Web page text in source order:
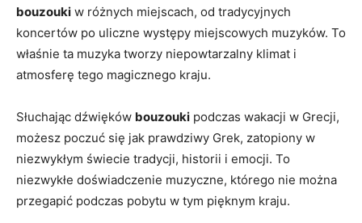
bouzouki w różnych miejscach, od tradycyjnych
koncertów po ⁣uliczne występy miejscowych muzyków. To
właśnie ⁣ta muzyka tworzy niepowtarzalny klimat i
atmosferę tego magicznego kraju.
Słuchając dźwięków bouzouki podczas wakacji w Grecji,
możesz poczuć się jak prawdziwy Grek, zatopiony w
niezwykłym świecie tradycji, historii i emocji. To
niezwykłe doświadczenie muzyczne, którego nie można
przegapić podczas pobytu w tym pięknym kraju.